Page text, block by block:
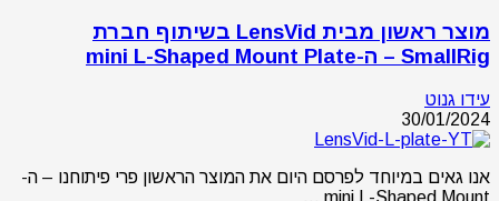
מוצר ראשון מבית LensVid בשיתוף חברת
SmallRig – ה-mini L-Shaped Mount Plate
עידו גנוט
30/01/2024
אנו גאים במיוחד לפרסם היום את המוצר הראשון פרי פיתוחנו – ה-
mini L-Shaped Mount …